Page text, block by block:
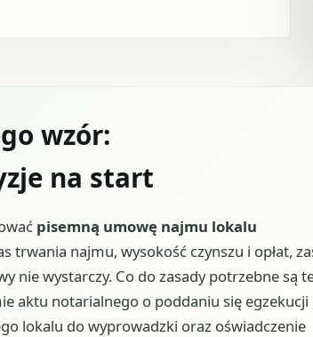
wzór:
na start
pisemną umowę najmu lokalu
trwania najmu, wysokość czynszu i opłat,
nie wystarczy. Co do zasady potrzebne są
aktu notarialnego o poddaniu się egzekucji
lokalu do wyprowadzki oraz oświadczenie